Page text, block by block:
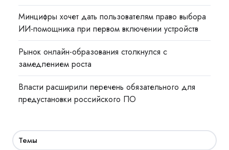
Минцифры хочет дать пользователям право выбора
ИИ-помощника при первом включении устройств
Рынок онлайн-образования столкнулся с
замедлением роста
Власти расширили перечень обязательного для
предустановки российского ПО
Темы